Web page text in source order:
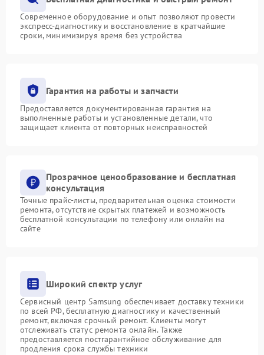
Современное оборудование и опыт позволяют провести
экспресс-диагностику и восстановление в кратчайшие
сроки, минимизируя время без устройства
Гарантия на работы и запчасти
Предоставляется документированная гарантия на
выполненные работы и установленные детали, что
защищает клиента от повторных неисправностей
Прозрачное ценообразование и бесплатная
консультация
Точные прайс-листы, предварительная оценка стоимости
ремонта, отсутствие скрытых платежей и возможность
бесплатной консультации по телефону или онлайн на
сайте
Широкий спектр услуг
Сервисный центр Samsung обеспечивает доставку техники
по всей РФ, бесплатную диагностику и качественный
ремонт, включая срочный ремонт. Клиенты могут
отслеживать статус ремонта онлайн. Также
предоставляется постгарантийное обслуживание для
продления срока службы техники